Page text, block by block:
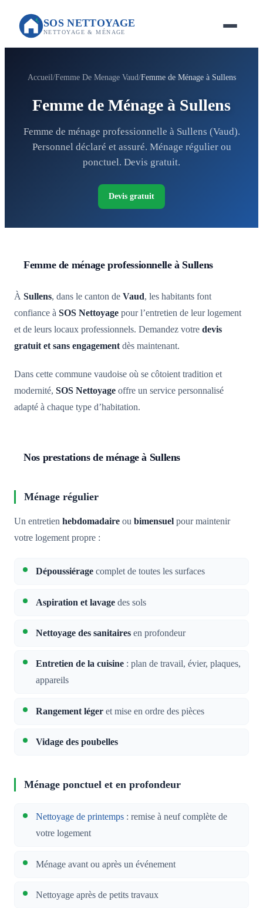
SOS NETTOYAGE
NETTOYAGE & MÉNAGE
Accueil Femme De Menage Vaud Femme de Ménage à Sullens
Femme de Ménage à Sullens
Femme de ménage professionnelle à Sullens (Vaud).
Personnel déclaré et assuré. Ménage régulier ou
ponctuel. Devis gratuit.
Devis gratuit
Femme de ménage professionnelle à Sullens
À Sullens, dans le canton de Vaud, les habitants font
confiance à SOS Nettoyage pour l’entretien de leur logement
et de leurs locaux professionnels. Demandez votre devis
gratuit et sans engagementdès maintenant.
Dans cette commune vaudoise où se côtoient tradition et
modernité, SOS Nettoyage offre un service personnalisé
adapté à chaque type d’habitation.
Nos prestations de ménage à Sullens
Ménage régulier
Un entretien hebdomadaire ou bimensuel pour maintenir
votre logement propre :
Dépoussiérage complet de toutes les surfaces
Aspiration et lavage des sols
Nettoyage des sanitaires en profondeur
Entretien de la cuisine : plan de travail, évier, plaques,
appareils
Rangement léger et mise en ordre des pièces
Vidage des poubelles
Ménage ponctuel et en profondeur
Nettoyage de printemps : remise à neuf complète de
votre logement
Ménage avant ou après un événement
Nettoyage après de petits travaux